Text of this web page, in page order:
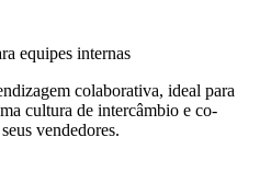
equipes internas
colaborativa, ideal para
cultura de intercâmbio e co-
vendedores.